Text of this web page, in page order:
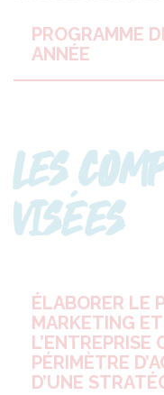
PROGRAMME
ANNÉE
LES
VISÉES
ÉLABORER LE
MARKETING
L’ENTREPRISE
PÉRIMÈTRE
D’UNE